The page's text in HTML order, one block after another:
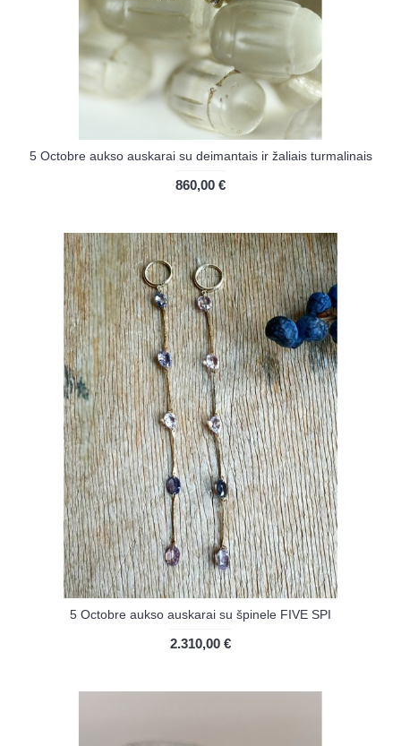
5 Octobre aukso auskarai su deimantais ir žaliais turmalinais
860,00 €
5 Octobre aukso auskarai su špinele FIVE SPI
2.310,00 €